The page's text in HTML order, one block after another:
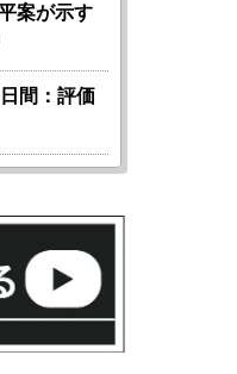
案が示す
間：評価